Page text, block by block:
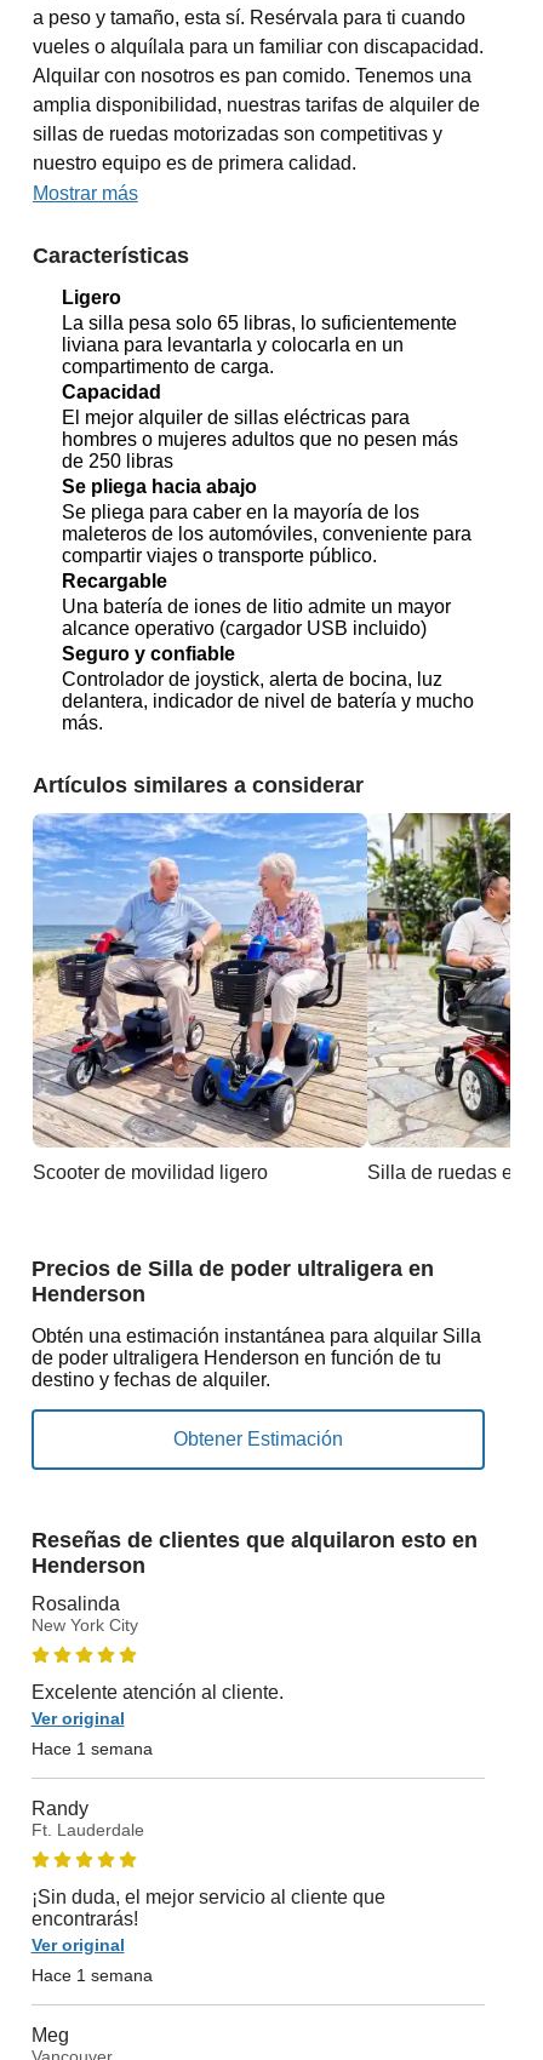
a peso y tamaño, esta sí. Resérvala para ti cuando
vueles o alquílala para un familiar con discapacidad.
Alquilar con nosotros es pan comido. Tenemos una
amplia disponibilidad, nuestras tarifas de alquiler de
sillas de ruedas motorizadas son competitivas y
nuestro equipo es de primera calidad.
Mostrar más
Características
Ligero
La silla pesa solo 65 libras, lo suficientemente
liviana para levantarla y colocarla en un
compartimento de carga.
Capacidad
El mejor alquiler de sillas eléctricas para
hombres o mujeres adultos que no pesen más
de 250 libras
Se pliega hacia abajo
Se pliega para caber en la mayoría de los
maleteros de los automóviles, conveniente para
compartir viajes o transporte público.
Recargable
Una batería de iones de litio admite un mayor
alcance operativo (cargador USB incluido)
Seguro y confiable
Controlador de joystick, alerta de bocina, luz
delantera, indicador de nivel de batería y mucho
más.
Artículos similares a considerar
Scooter de movilidad ligero Silla de ruedas
Precios de Silla de poder ultraligera en
Henderson
Obtén una estimación instantánea para alquilar Silla
de poder ultraligera Henderson en función de tu
destino y fechas de alquiler.
Reseñas de clientes que alquilaron esto en
Henderson
Rosalinda
New York City
Excelente atención al cliente.
Ver original
Hace 1 semana
Randy
Ft. Lauderdale
¡Sin duda, el mejor servicio al cliente que
encontrarás!
Ver original
Hace 1 semana
Meg